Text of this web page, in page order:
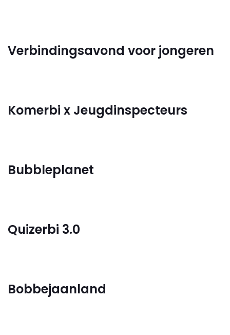
Verbindingsavond voor jongeren
Komerbi x Jeugdinspecteurs
Bubbleplanet
Quizerbi 3.0
Bobbejaanland